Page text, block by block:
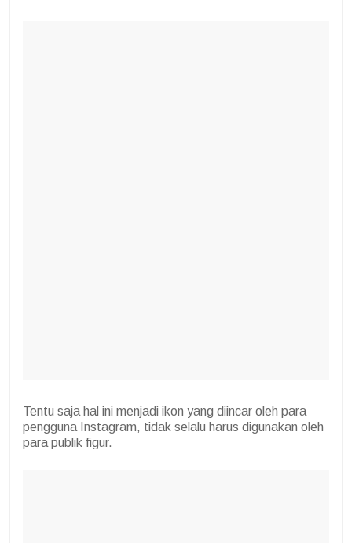
Tentu saja hal ini menjadi ikon yang diincar oleh para
pengguna Instagram, tidak selalu harus digunakan oleh
para publik figur.